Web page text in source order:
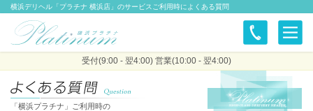
横浜デリヘル「プラチナ 横浜店」のサービスご利用時によくある質問
受付(9:00 - 翌4:00) 営業(10:00 - 翌4:00)
「横浜プラチナ」ご利用時の